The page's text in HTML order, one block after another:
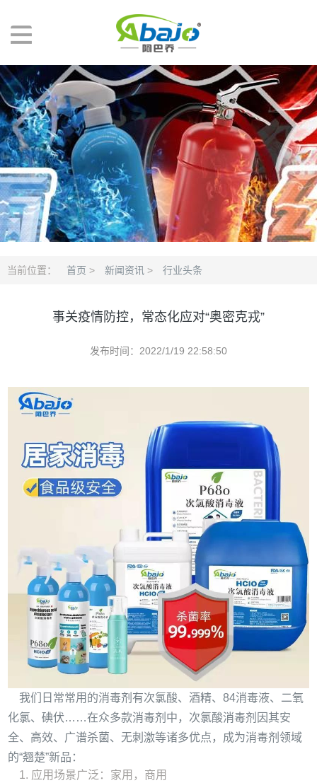
当前位置： 首页 > 新闻资讯 > 行业头条
事关疫情防控，常态化应对“奥密克戎”
发布时间：2022/1/19 22:58:50
我们日常常用的消毒剂有次氯酸、酒精、84消毒液、二氧
化氯、碘伏……在众多款消毒剂中，次氯酸消毒剂因其安
全、高效、广谱杀菌、无刺激等诸多优点，成为消毒剂领域
的“翘楚”新品：
1. 应用场景广泛：家用，商用